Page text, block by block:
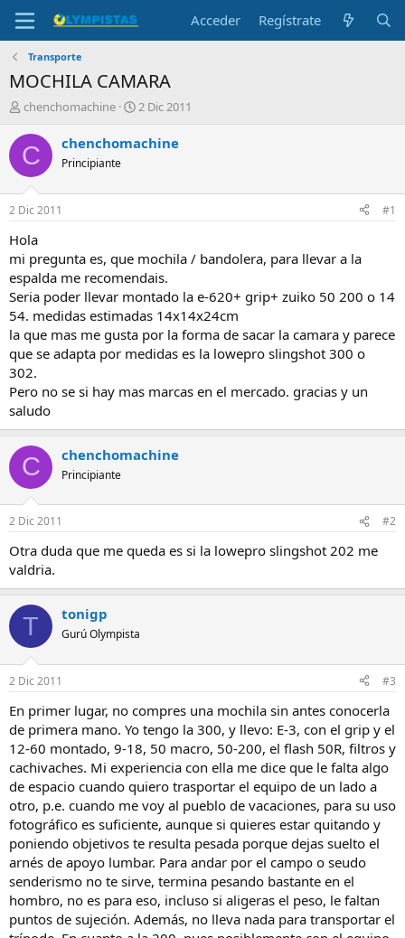
Acceder Regístrate
Transporte
MOCHILA CAMARA
I
i
c
a
d
o
r
d
e
l
t
e
m
a
chenchomachine
F
c
i
c
i
o
2 Dic 2011
C chenchomachine
Principiante
2 Dic 2011 #1
Hola
mi pregunta es, que mochila / bandolera, para llevar a la
espalda me recomendais.
Seria poder llevar montado la e-620+ grip+ zuiko 50 200 o 14
54. medidas estimadas 14x14x24cm
la que mas me gusta por la forma de sacar la camara y parece
que se adapta por medidas es la lowepro slingshot 300 o
302.
Pero no se si hay mas marcas en el mercado. gracias y un
saludo
C chenchomachine
Principiante
2 Dic 2011 #2
Otra duda que me queda es si la lowepro slingshot 202 me
valdria.
T tonigp
Gurú Olympista
2 Dic 2011 #3
En primer lugar, no compres una mochila sin antes conocerla
de primera mano. Yo tengo la 300, y llevo: E-3, con el grip y el
12-60 montado, 9-18, 50 macro, 50-200, el flash 50R, filtros y
cachivaches. Mi experiencia con ella me dice que le falta algo
de espacio cuando quiero trasportar el equipo de un lado a
otro, p.e. cuando me voy al pueblo de vacaciones, para su uso
fotográfico es suficiente, aunque si quieres estar quitando y
poniendo objetivos te resulta pesada porque dejas suelto el
arnés de apoyo lumbar. Para andar por el campo o seudo
senderismo no te sirve, termina pesando bastante en el
hombro, no es para eso, incluso si aligeras el peso, le faltan
puntos de sujeción. Además, no lleva nada para transportar el